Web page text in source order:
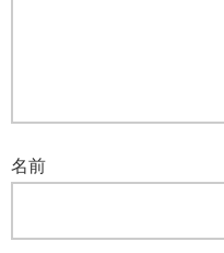
名前